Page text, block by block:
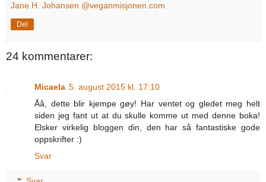
Jane H. Johansen @veganmisjonen.com
Del
24 kommentarer:
Micaela 5. august 2015 kl. 17:10
Åå, dette blir kjempe gøy! Har ventet og gledet meg helt
siden jeg fant ut at du skulle komme ut med denne boka!
Elsker virkelig bloggen din, den har så fantastiske gode
oppskrifter :)
Svar